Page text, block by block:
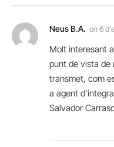
Neus B.A. on6
Molt interesant
punt de vista de
transmet, com
a agent
Salvador